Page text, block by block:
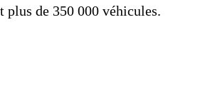
plus de 350 000 véhicules.